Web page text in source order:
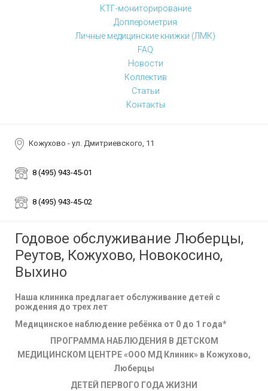
КТГ-мониторирование
Доплерометрия
Личные медицинские книжки (ЛМК)
FAQ
Новости
Коллектив
Статьи
Контакты
Кожухово - ул. Дмитриевского, 11
8 (495) 943-45-01
8 (495) 943-45-02
Годовое обслуживание Люберцы,
Реутов, Кожухово, Новокосино,
Выхино
Наша клиника предлагает обслуживание детей с
рождения до трех лет
Медицинское наблюдение ребёнка от 0 до 1 года*
ПРОГРАММА НАБЛЮДЕНИЯ В ДЕТСКОМ
МЕДИЦИНСКОМ ЦЕНТРЕ «ООО МД Клиник» в Кожухово,
Люберцы
ДЕТЕЙ ПЕРВОГО ГОДА ЖИЗНИ